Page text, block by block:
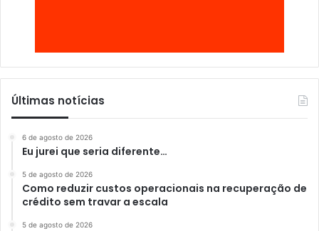
Últimas notícias
6 de agosto de 2026
Eu jurei que seria diferente…
5 de agosto de 2026
Como reduzir custos operacionais na recuperação de
crédito sem travar a escala
5 de agosto de 2026